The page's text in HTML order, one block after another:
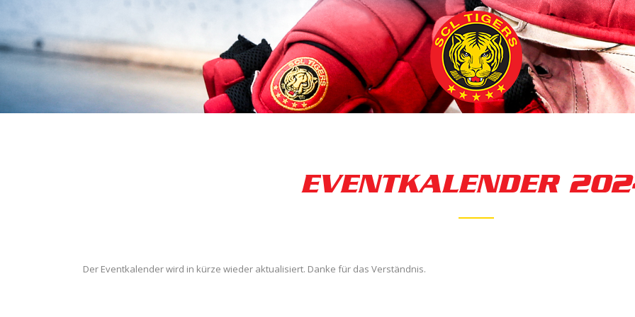
EVENTKALENDER
Der Eventkalender wird in kürze wieder aktualisiert. Danke für das Verständnis.